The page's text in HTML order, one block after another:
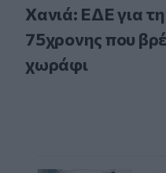
Χανιά: ΕΔΕ για
75χρονης που
χωράφι